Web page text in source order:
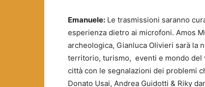
Emanuele: Le trasmissioni saranno
esperienza dietro ai microfoni. Amos
archeologica, Gianluca Olivieri sarà la
territorio, turismo, eventi e mondo del
città con le segnalazioni dei problemi
Donato Usai, Andrea Guidotti & Riky